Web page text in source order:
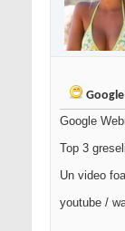
Google
Top 3
Un video
youtube /